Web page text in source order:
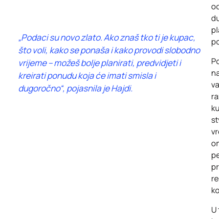
„Podaci su novo zlato. Ako znaš tko ti je kupac,
što voli, kako se ponaša i kako provodi slobodno
vrijeme – možeš bolje planirati, predvidjeti i
kreirati ponudu koja će imati smisla i
dugoročno“, pojasnila je Hajdi.